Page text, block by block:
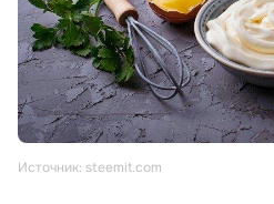
Источник: steemit.com